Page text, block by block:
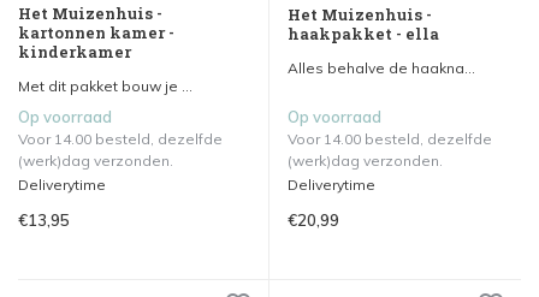
Het Muizenhuis -
kartonnen kamer -
kinderkamer
Met dit pakket bouw je ...
Op voorraad
Voor 14.00 besteld, dezelfde
(werk)dag verzonden.
Deliverytime
€13,95
Het Muizenhuis -
haakpakket - ella
Alles behalve de haakna...
Op voorraad
Voor 14.00 besteld, dezelfde
(werk)dag verzonden.
Deliverytime
€20,99